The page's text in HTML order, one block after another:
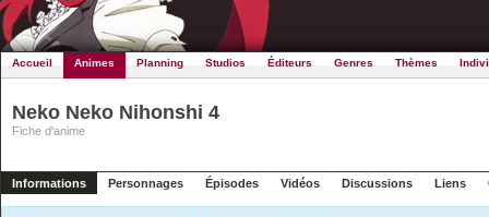
Accueil Animes Planning Studios Éditeurs Genres Thèmes
Neko Neko Nihonshi 4
Fiche d'anime
Informations Personnages Épisodes Vidéos Discussions Liens